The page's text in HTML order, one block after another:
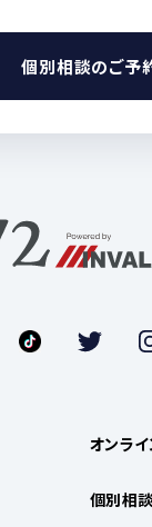
個別相談のご予
オンラ
個別相談